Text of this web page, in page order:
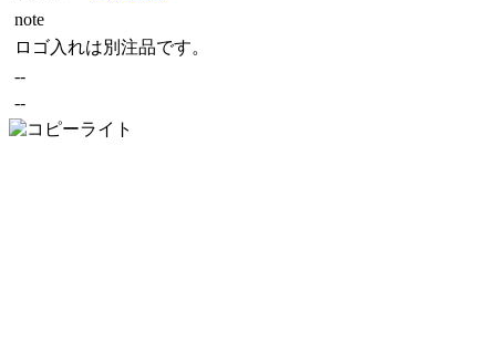
note
ロゴ入れは別注品です。
--
--